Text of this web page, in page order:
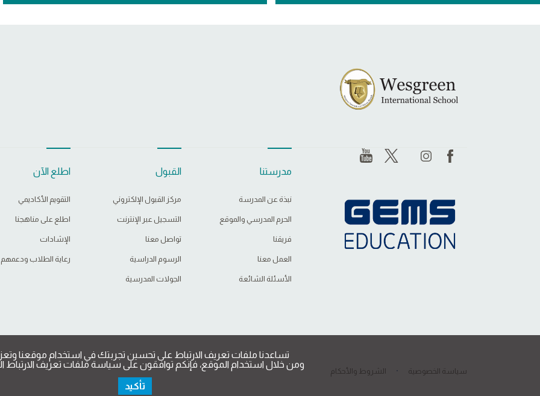
مدرستنا
نبذة عن المدرسة
الحرم المدرسي والموقع
فريقنا
العمل معنا
الأسئلة الشائعة
القبول
مركز القبول الإلكتروني
التسجيل عبر الإنترنت
تواصل معنا
الرسوم الدراسية
الجولات المدرسية
اطلع الآن
التقويم الأكاديمي
اطلع على مناهجنا
الإشادات
رعاية الطلاب ودعمهم
سياسة الخصوصية الشروط والأحكام
تساعدنا ملفات تعريف الارتباط على تحسين تجربتك في استخدام موقعنا
ومن خلال استخدام الموقع، فإنكم توافقون على سياسة ملفات تعريف الارتباط
تأكيد